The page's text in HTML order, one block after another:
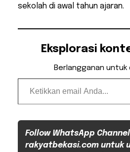
sekolah di awal tahun ajaran.
Eksplorasi
Berlangganan
Ketikkan email Anda...
Follow WhatsApp Channel
rakyatbekasi.com untuk